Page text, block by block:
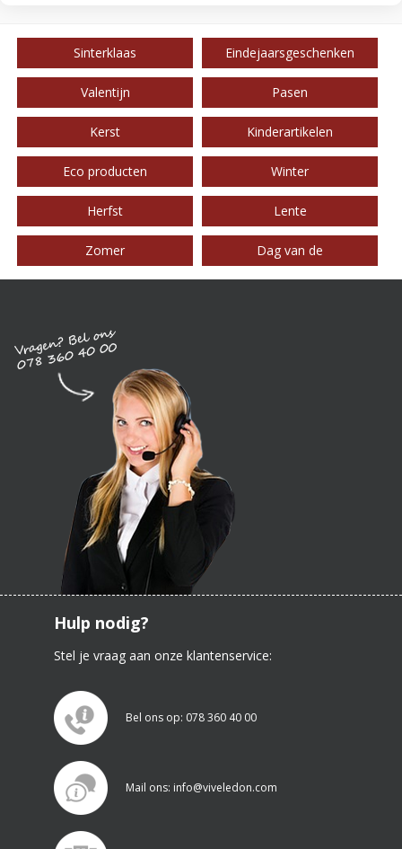
Sinterklaas Eindejaarsgeschenken
Valentijn Pasen
Kerst Kinderartikelen
Eco producten Winter
Herfst Lente
Zomer Dag van de
Hulp nodig?
Stel je vraag aan onze klantenservice:
Bel ons op: 078 360 40 00
Mail ons: info@viveledon.com